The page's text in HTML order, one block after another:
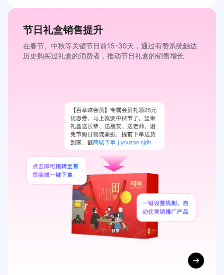
举办各类艺术展览、讲座的场馆，馆内面积较大，同时经营
艺术展览类售票、衍生品/文创零售、咖啡餐饮等多种业态
这些文旅商家的增长秘诀
你不能错过
探索最佳实践，看看我们的合作伙伴如何
节日礼盒销售提升
在春节、中秋等关键节日前15-30天，通过有赞系统触达
历史购买过礼盒的消费者，推动节日礼盒的销售增长